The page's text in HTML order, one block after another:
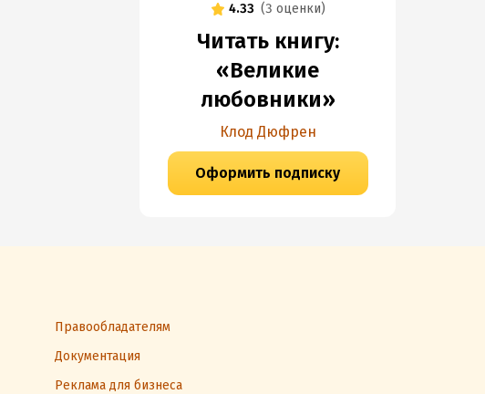
4.33 (3 оценки)
Читать книгу:
«Великие
любовники»
Клод Дюфрен
Оформить подписку
Правообладателям
Документация
Реклама для бизнеса